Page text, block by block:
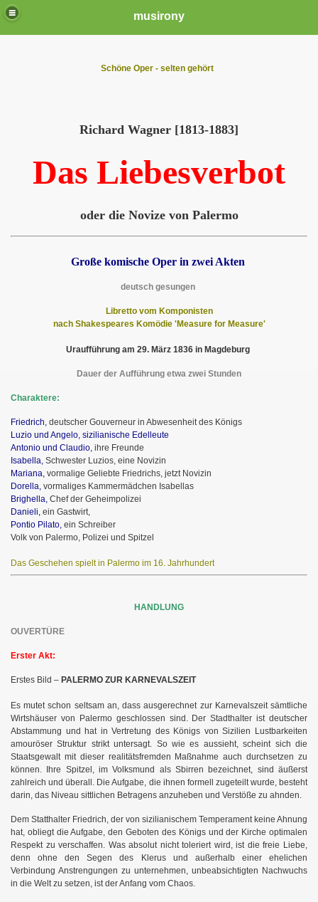
musirony
Schöne Oper - selten gehört
Richard Wagner [1813-1883]
Das Liebesverbot
oder die Novize von Palermo
Große komische Oper in zwei Akten
deutsch gesungen
Libretto vom Komponisten
nach Shakespeares Komödie 'Measure for Measure'
Uraufführung am 29. März 1836 in Magdeburg
Dauer der Aufführung etwa zwei Stunden
Charaktere:
Friedrich, deutscher Gouverneur in Abwesenheit des Königs
Luzio und Angelo, sizilianische Edelleute
Antonio und Claudio, ihre Freunde
Isabella, Schwester Luzios, eine Novizin
Mariana, vormalige Geliebte Friedrichs, jetzt Novizin
Dorella, vormaliges Kammermädchen Isabellas
Brighella, Chef der Geheimpolizei
Danieli, ein Gastwirt,
Pontio Pilato, ein Schreiber
Volk von Palermo, Polizei und Spitzel
Das Geschehen spielt in Palermo im 16. Jahrhundert
HANDLUNG
OUVERTÜRE
Erster Akt:
Erstes Bild – PALERMO ZUR KARNEVALSZEIT
Es mutet schon seltsam an, dass ausgerechnet zur Karnevalszeit sämtliche
Wirtshäuser von Palermo geschlossen sind. Der Stadthalter ist deutscher
Abstammung und hat in Vertretung des Königs von Sizilien Lustbarkeiten
amouröser Struktur strikt untersagt. So wie es aussieht, scheint sich die
Staatsgewalt mit dieser realitätsfremden Maßnahme auch durchsetzen zu
können. Ihre Spitzel, im Volksmund als Sbirren bezeichnet, sind äußerst
zahlreich und überall. Die Aufgabe, die ihnen formell zugeteilt wurde, besteht
darin, das Niveau sittlichen Betragens anzuheben und Verstöße zu ahnden.
Dem Statthalter Friedrich, der von sizilianischem Temperament keine Ahnung
hat, obliegt die Aufgabe, den Geboten des Königs und der Kirche optimalen
Respekt zu verschaffen. Was absolut nicht toleriert wird, ist die freie Liebe,
denn ohne den Segen des Klerus und außerhalb einer ehelichen
Verbindung Anstrengungen zu unternehmen, unbeabsichtigten Nachwuchs
in die Welt zu setzen, ist der Anfang vom Chaos.